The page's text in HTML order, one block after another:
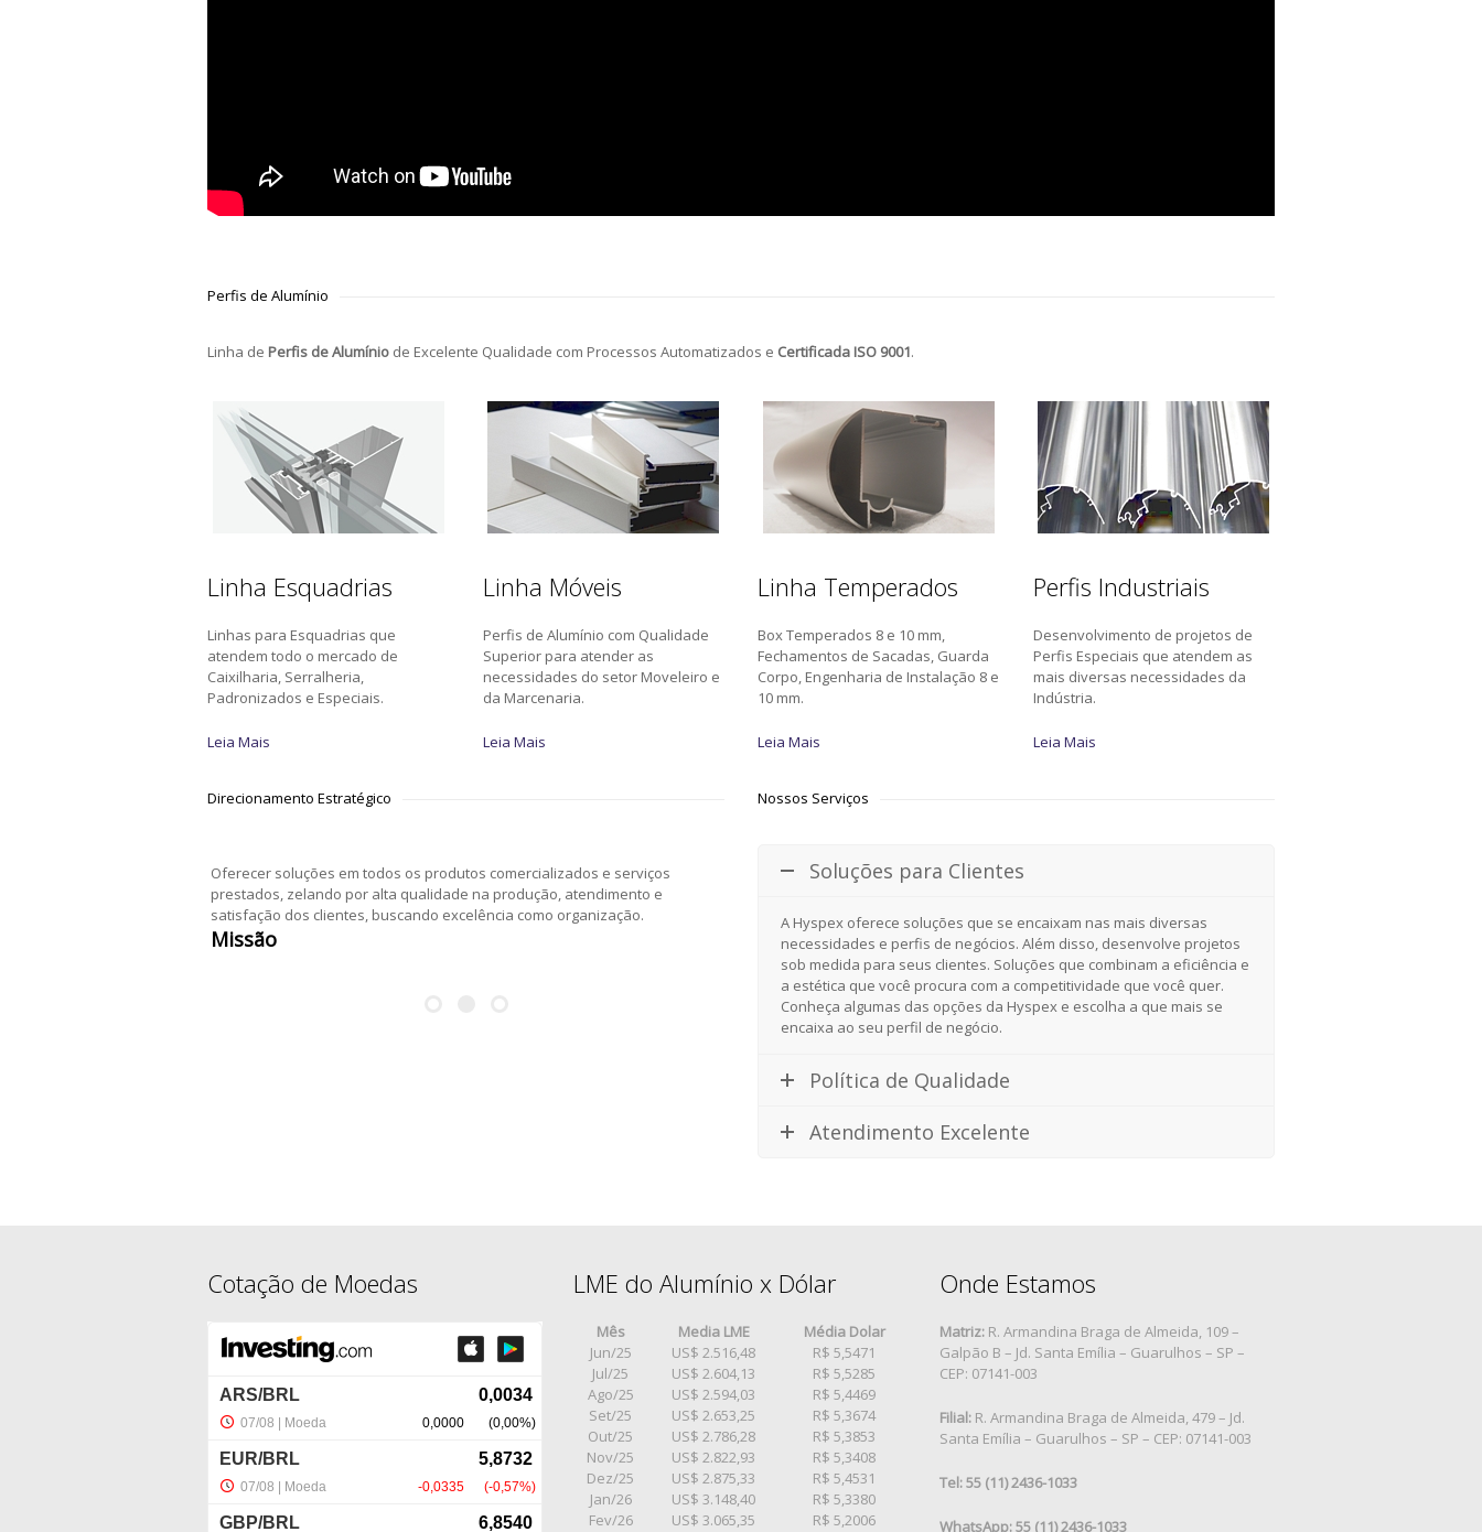
Perfis de Alumínio
Linha de Perfis de Alumínio de Excelente Qualidade com Processos Automatizados e Certificada ISO 9001.
Linha Esquadrias
Linhas para Esquadrias que
atendem todo o mercado de
Caixilharia, Serralheria,
Padronizados e Especiais.
Leia Mais
Linha Móveis
Perfis de Alumínio com Qualidade
Superior para atender as
necessidades do setor Moveleiro e
da Marcenaria.
Leia Mais
Linha Temperados
Box Temperados 8 e 10 mm,
Fechamentos de Sacadas, Guarda
Corpo, Engenharia de Instalação 8 e
10 mm.
Leia Mais
Perfis Industriais
Desenvolvimento de projetos de
Perfis Especiais que atendem as
mais diversas necessidades da
Indústria.
Leia Mais
Direcionamento Estratégico
Oferecer soluções em todos os produtos comercializados e serviços
prestados, zelando por alta qualidade na produção, atendimento e
satisfação dos clientes, buscando excelência como organização.
Missão
Nossos Serviços
Soluções para Clientes
A Hyspex oferece soluções que se encaixam nas mais diversas
necessidades e perfis de negócios. Além disso, desenvolve projetos
sob medida para seus clientes. Soluções que combinam a eficiência e
a estética que você procura com a competitividade que você quer.
Conheça algumas das opções da Hyspex e escolha a que mais se
encaixa ao seu perfil de negócio.
Política de Qualidade
Atendimento Excelente
Cotação de Moedas LME do Alumínio x Dólar
Mês Media LME
Média Dolar
Jun/25
US$ 2.516,48
R$ 5,5471
Jul/25
US$ 2.604,13
R$ 5,5285
Ago/25
US$ 2.594,03
R$ 5,4469
Set/25
US$ 2.653,25
R$ 5,3674
Out/25
US$ 2.786,28
R$ 5,3853
Nov/25
US$ 2.822,93
R$ 5,3408
Dez/25
US$ 2.875,33
R$ 5,4531
Jan/26
US$ 3.148,40
R$ 5,3380
Fev/26
US$ 3.065,35
R$ 5,2006
Onde Estamos
Matriz: R. Armandina Braga de Almeida, 109 –
Galpão B – Jd. Santa Emília – Guarulhos – SP –
CEP: 07141-003
Filial: R. Armandina Braga de Almeida, 479 – Jd.
Santa Emília – Guarulhos – SP – CEP: 07141-003
Tel: 55 (11) 2436-1033
WhatsApp: 55 (11) 2436-1033